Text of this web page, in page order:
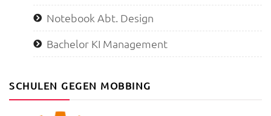
Notebook Abt. Design
Bachelor KI Management
SCHULEN GEGEN MOBBING